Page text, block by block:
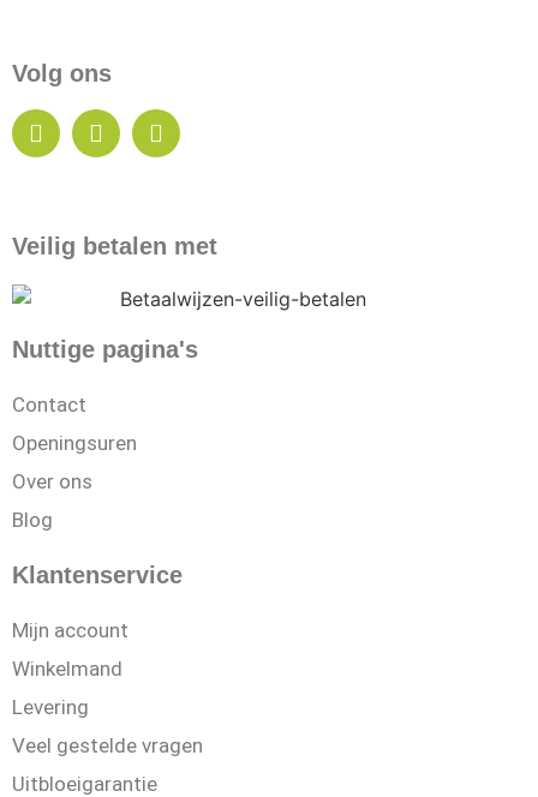
Volg ons
Veilig betalen met
Nuttige pagina's
Contact
Openingsuren
Over ons
Blog
Klantenservice
Mijn account
Winkelmand
Levering
Veel gestelde vragen
Uitbloeigarantie